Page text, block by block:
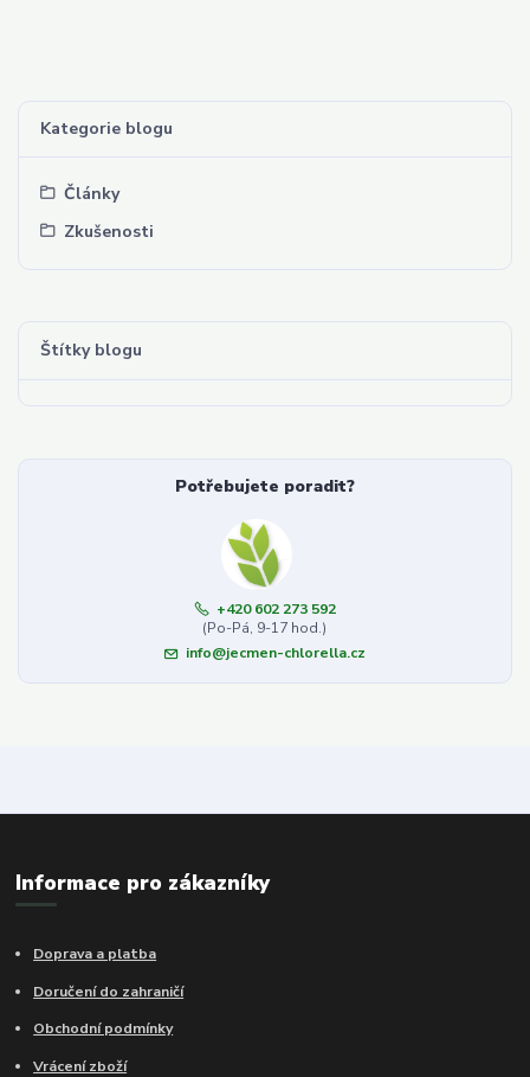
Kategorie blogu
Články
Zkušenosti
Štítky blogu
Potřebujete poradit?
+420 602 273 592
(Po-Pá, 9-17 hod.)
info@jecmen-chlorella.cz
Informace pro zákazníky
Doprava a platba
Doručení do zahraničí
Obchodní podmínky
Vrácení zboží